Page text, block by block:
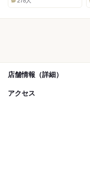
店舗情報（詳細）
アクセス